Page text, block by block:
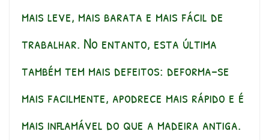
mais leve, mais barata e mais fácil de
trabalhar. No entanto, esta última
também tem mais defeitos: deforma-se
mais facilmente, apodrece mais rápido e é
mais inflamável do que a madeira antiga.